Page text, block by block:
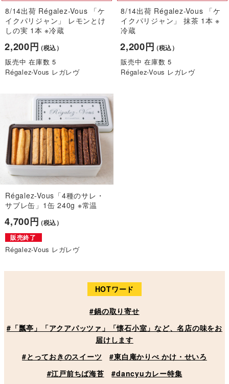
8/14出荷 Régalez-Vous 「ケ
イクパリジャン」 レモンとけ
しの実 1本 ※冷蔵
2,200円（税込）
販売中 在庫数 5
Régalez-Vous レガレヴ
8/14出荷 Régalez-Vous 「ケ
イクパリジャン」 抹茶 1本 ※
冷蔵
2,200円（税込）
販売中 在庫数 5
Régalez-Vous レガレヴ
Régalez-Vous「4種のサレ・
サブレ缶」1缶 240g ※常温
4,700円（税込）
販売終了
Régalez-Vous レガレヴ
HOTワード
#鍋の取り寄せ
#「瓢亭」「アクアパッツァ」「懐石小室」など、名店の味をお
届けします
#とっておきのスイーツ
#東白庵かりべ かけ・せいろ
#江戸前ちば海苔
#dancyuカレー特集